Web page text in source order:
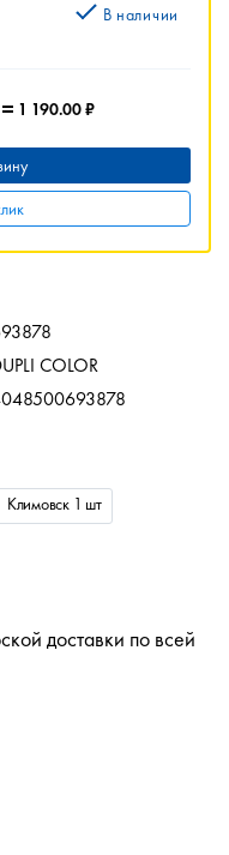
В наличии
1 190.00₽
COLOR
Климовск 1 шт
доставки по всей